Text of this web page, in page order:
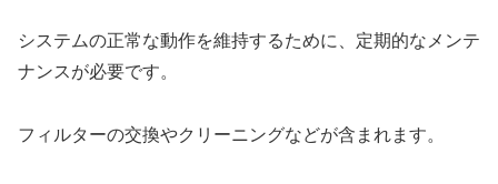
システムの正常な動作を維持するために、定期的なメンテ
ナンスが必要です。
フィルターの交換やクリーニングなどが含まれます。